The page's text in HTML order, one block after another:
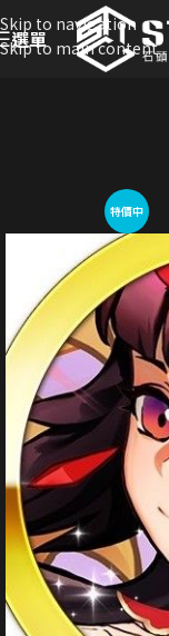
Skip to navigation
Skip to main content
選單
特價中